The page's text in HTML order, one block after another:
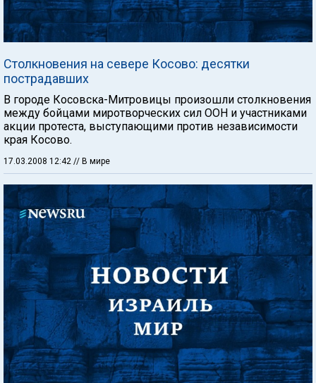
Столкновения на севере Косово: десятки
пострадавших
В городе Косовска-Митровицы произошли столкновения
между бойцами миротворческих сил ООН и участниками
акции протеста, выступающими против независимости
края Косово.
17.03.2008 12:42 // В мире